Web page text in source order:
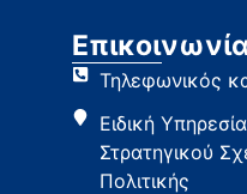
Επικοινωνία
Τηλεφωνικός
Ειδική
Στρατηγικού
Πολιτικής